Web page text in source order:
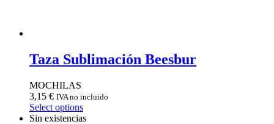
Taza Sublimación Beesbur
MOCHILAS
3,15 € IVA no incluido
Select options
Sin existencias